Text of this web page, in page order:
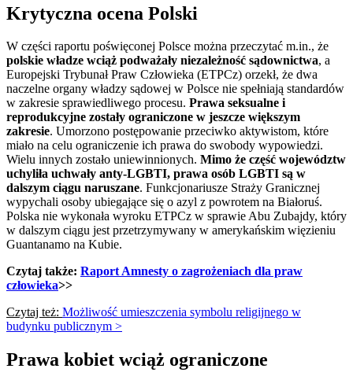
Krytyczna ocena Polski
W części raportu poświęconej Polsce można przeczytać m.in., że
polskie władze wciąż podważały niezależność sądownictwa, a
Europejski Trybunał Praw Człowieka (ETPCz) orzekł, że dwa
naczelne organy władzy sądowej w Polsce nie spełniają standardów
w zakresie sprawiedliwego procesu. Prawa seksualne i
reprodukcyjne zostały ograniczone w jeszcze większym
zakresie. Umorzono postępowanie przeciwko aktywistom, które
miało na celu ograniczenie ich prawa do swobody wypowiedzi.
Wielu innych zostało uniewinnionych. Mimo że część województw
uchyliła uchwały anty-LGBTI, prawa osób LGBTI są w
dalszym ciągu naruszane. Funkcjonariusze Straży Granicznej
wypychali osoby ubiegające się o azyl z powrotem na Białoruś.
Polska nie wykonała wyroku ETPCz w sprawie Abu Zubajdy, który
w dalszym ciągu jest przetrzymywany w amerykańskim więzieniu
Guantanamo na Kubie.
Czytaj także: Raport Amnesty o zagrożeniach dla praw
człowieka>>
Czytaj też: Możliwość umieszczenia symbolu religijnego w
budynku publicznym >
Prawa kobiet wciąż ograniczone